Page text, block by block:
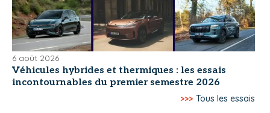
6 août 2026
Véhicules hybrides et thermiques : les essais
incontournables du premier semestre 2026
>>> Tous les essais